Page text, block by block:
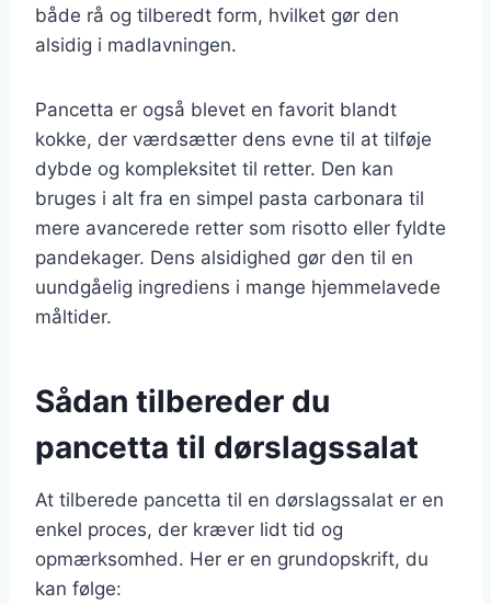
både rå og tilberedt form, hvilket gør den
alsidig i madlavningen.
Pancetta er også blevet en favorit blandt
kokke, der værdsætter dens evne til at tilføje
dybde og kompleksitet til retter. Den kan
bruges i alt fra en simpel pasta carbonara til
mere avancerede retter som risotto eller fyldte
pandekager. Dens alsidighed gør den til en
uundgåelig ingrediens i mange hjemmelavede
måltider.
Sådan tilbereder du
pancetta til dørslagssalat
At tilberede pancetta til en dørslagssalat er en
enkel proces, der kræver lidt tid og
opmærksomhed. Her er en grundopskrift, du
kan følge: